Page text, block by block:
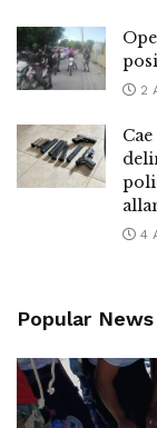
2
4
Popular News